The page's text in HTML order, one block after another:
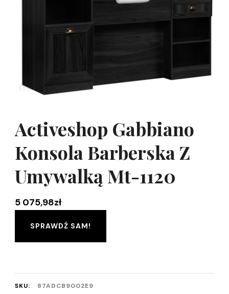
Activeshop Gabbiano
Konsola Barberska Z
Umywalką Mt-1120
5 075,98zł
SPRAWDŹ SAM!
SKU:
87ADCB9002E9